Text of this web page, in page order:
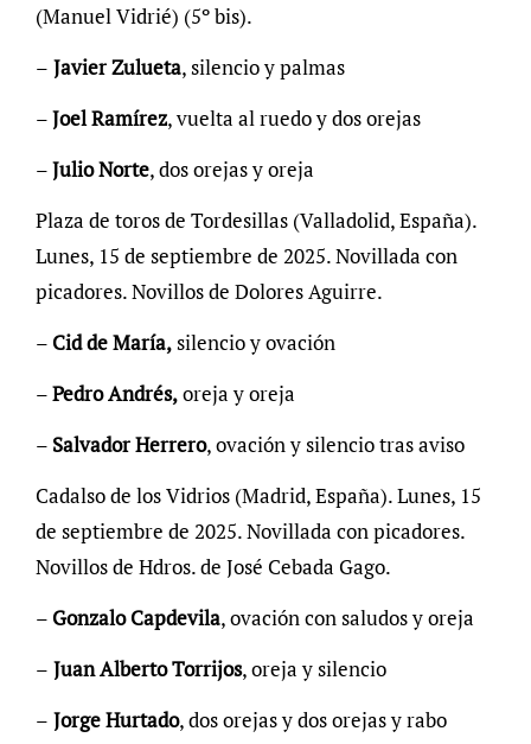
(Manuel Vidrié) (5º bis).
– Javier Zulueta, silencio y palmas
–Joel Ramírez, vuelta al ruedo y dos orejas
–Julio Norte, dos orejas y oreja
Plaza de toros de Tordesillas (Valladolid, España).
Lunes, 15 de septiembre de 2025. Novillada con
picadores. Novillos de Dolores Aguirre.
– Cid de María,silencio y ovación
–Pedro Andrés,oreja y oreja
– Salvador Herrero, ovación y silencio tras aviso
Cadalso de los Vidrios (Madrid, España). Lunes, 15
de septiembre de 2025. Novillada con picadores.
Novillos de Hdros. de José Cebada Gago.
– Gonzalo Capdevila, ovación con saludos y oreja
– Juan Alberto Torrijos, oreja y silencio
– Jorge Hurtado, dos orejas y dos orejas y rabo